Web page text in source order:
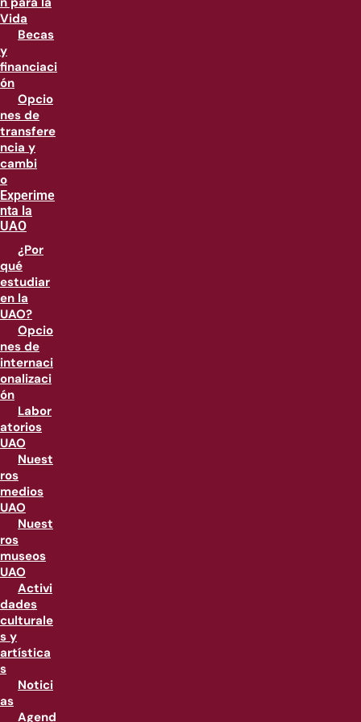
Vida
Becas
y
financiaci
ón
Opcio
nes de
transfere
ncia y
cambi
o
Experime
nta la
UAO
¿Por
qué
estudiar
en la
UAO?
Opcio
nes de
internaci
onalizaci
ón
Labor
atorios
UAO
Nuest
ros
medios
UAO
Nuest
ros
museos
UAO
Activi
dades
culturale
s y
artística
s
Notici
as
Agend